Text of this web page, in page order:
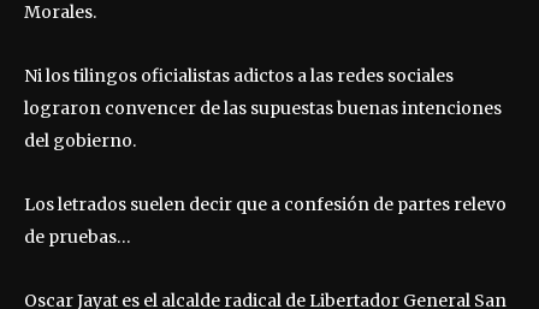
Morales.
Ni los tilingos oficialistas adictos a las redes sociales
lograron convencer de las supuestas buenas intenciones
del gobierno.
Los letrados suelen decir que a confesión de partes relevo
de pruebas…
Oscar Jayat es el alcalde radical de Libertador General San